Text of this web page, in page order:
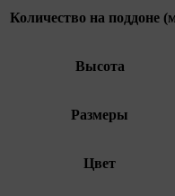
Количество на поддоне
Высота
Размеры
Цвет